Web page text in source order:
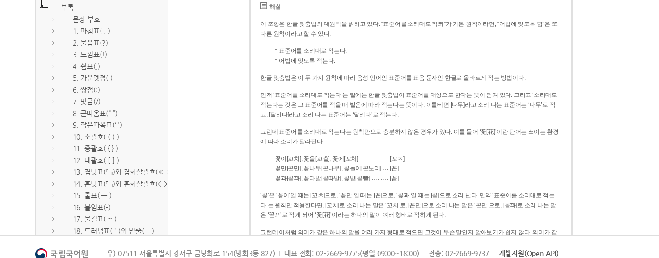
부록
문장 부호
1. 마침표( . )
2. 물음표(?)
3. 느낌표(!)
4. 쉼표(,)
5. 가운뎃점(·)
6. 쌍점(:)
7. 빗금(/)
8. 큰따옴표(“ ”)
9. 작은따옴표(‘ ’)
10. 소괄호( ( ) )
11. 중괄호( { } )
12. 대괄호( [ ] )
13. 겹낫표(『 』)와 겹화살괄호(≪ ≫)
14. 홑낫표(「 」)와 홑화살괄호(< >)
15. 줄표( ― )
16. 붙임표(-)
17. 물결표( ~ )
18. 드러냄표( ˙ )와 밑줄(__)
20. 빠짐표( □ )
해설
이 조항은 한글 맞춤법의 대원칙을 밝히고 있다. “표준어를 소리대로 적되”가 기본 원칙이라면, “어법에 맞도록 함”은 또
다른 원칙이라고 할 수 있다.
표준어를 소리대로 적는다.
어법에 맞도록 적는다.
한글 맞춤법은 이 두 가지 원칙에 따라 음성 언어인 표준어를 표음 문자인 한글로 올바르게 적는 방법이다.
먼저 ‘표준어를 소리대로 적는다’는 말에는 한글 맞춤법이 표준어를 대상으로 한다는 뜻이 담겨 있다. 그리고 ‘소리대로’
적는다는 것은 그 표준어를 적을 때 발음에 따라 적는다는 뜻이다. 이를테면 [나무]라고 소리 나는 표준어는 ‘나무’로 적
고, [달리다]라고 소리 나는 표준어는 ‘달리다’로 적는다.
그런데 표준어를 소리대로 적는다는 원칙만으로 충분하지 않은 경우가 있다. 예를 들어 ‘꽃[花]’이란 단어는 쓰이는 환경
에 따라 소리가 달라진다.
꽃이[꼬치], 꽃을[꼬츨], 꽃에[꼬체] …………… [꼬ㅊ]
꽃만[꼰만], 꽃나무[꼰나무], 꽃놀이[꼰노리] … [꼰]
꽃과[꼳꽈], 꽃다발[꼳따발], 꽃밭[꼳빧] ……… [꼳]
‘꽃’은 ‘꽃이’일 때는 [꼬ㅊ]으로, ‘꽃만’일 때는 [꼰]으로, ‘꽃과’일 때는 [꼳]으로 소리 난다. 만약 ‘표준어를 소리대로 적는
다’는 원칙만 적용한다면, [꼬치]로 소리 나는 말은 ‘꼬치’로, [꼰만]으로 소리 나는 말은 ‘꼰만’으로, [꼳꽈]로 소리 나는 말
은 ‘꼳꽈’로 적게 되어 ‘꽃[花]’이라는 하나의 말이 여러 형태로 적히게 된다.
그런데 이처럼 의미가 같은 하나의 말을 여러 가지 형태로 적으면 그것이 무슨 말인지 알아보기가 쉽지 않다. 의미가 같
되게 적는 것이 의미를 파악하는 데 효과적이다.
우) 07511 서울특별시 강서구 금낭화로 154(방화3동 827) 대표 전화: 02-2669-9775(평일 09:00~18:00) 전송: 02-2669-9737 개발지원(Open API)